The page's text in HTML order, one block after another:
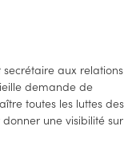
aux relations
demande de
toutes les luttes des
une visibilité sur